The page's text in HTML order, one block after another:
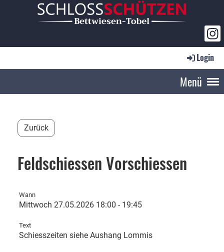
Login
Menü
Zurück
Feldschiessen Vorschiessen
Wann
Mittwoch 27.05.2026 18:00 - 19:45
Text
Schiesszeiten siehe Aushang Lommis